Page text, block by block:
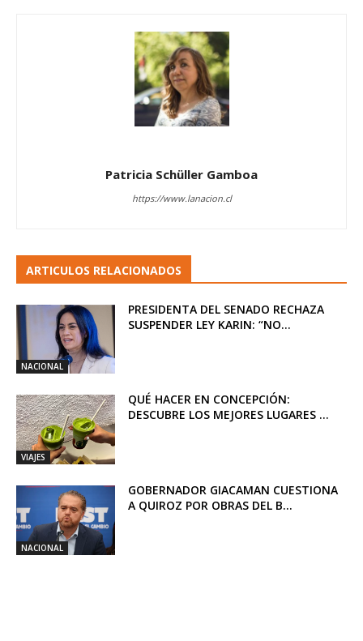
Patricia Schüller Gamboa
https://www.lanacion.cl
ARTICULOS RELACIONADOS
NACIONAL
PRESIDENTA DEL SENADO RECHAZA
SUSPENDER LEY KARIN: “NO...
VIAJES
QUÉ HACER EN CONCEPCIÓN:
DESCUBRE LOS MEJORES LUGARES ...
NACIONAL
GOBERNADOR GIACAMAN CUESTIONA
A QUIROZ POR OBRAS DEL B...